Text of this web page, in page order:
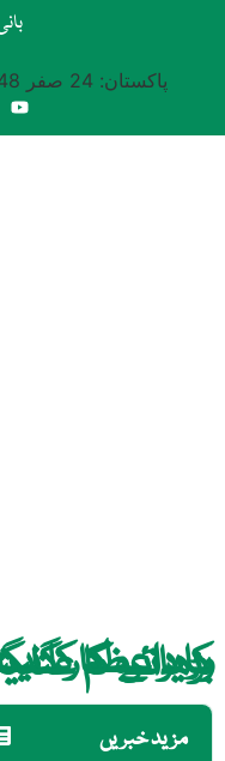
پاکستان: 24 صفر 1448
وزیراعظم کا نیشنل پاور انرجی پالیسی کا دائرہ کار گلگت بلتستان تک
مزید خبریں